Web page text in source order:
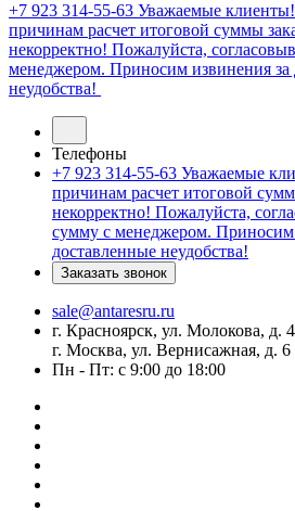
+7 923 314-55-63 Уважаемые
причинам расчет итоговой суммы
некорректно! Пожалуйста,
менеджером. Приносим извинения за
неудобства!
Телефоны
+7 923 314-55-63 Уважаемые
причинам расчет итоговой
некорректно! Пожалуйста,
сумму с менеджером. Приносим
доставленные неудобства!
Заказать звонок
sale@antaresru.ru
г. Красноярск, ул. Молокова, д.
г. Москва, ул. Вернисажная, д. 6
Пн - Пт: с 9:00 до 18:00